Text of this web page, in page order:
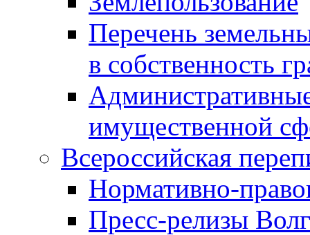
Перечень
в собственность
имущественной
Всероссийская
Нормативно-
Пресс-релизы